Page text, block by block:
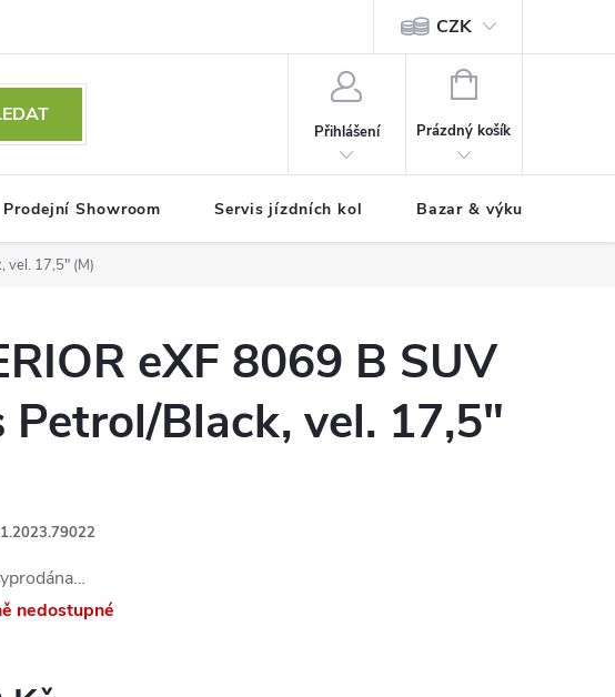
CZK
Přihlášení
NÁKUPNÍ
Prázdný košík
Prodejní Showroom Servis jízdních kol Bazar & výkup jízdních
vel. 17,5" (M)
eXF 8069 B SUV
Petrol/Black, vel. 17,5"
nedostupné